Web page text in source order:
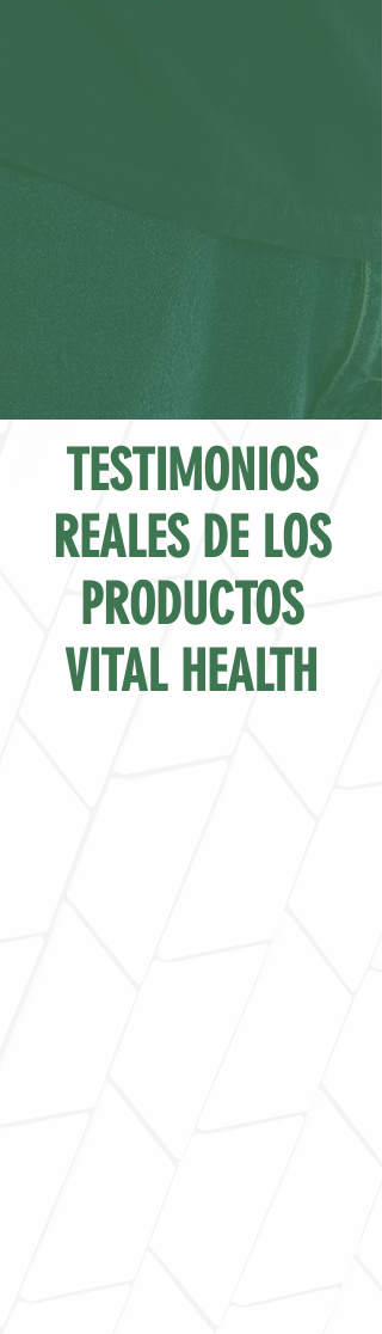
TESTIMONIOS
REALES DE LOS
PRODUCTOS
VITAL HEALTH